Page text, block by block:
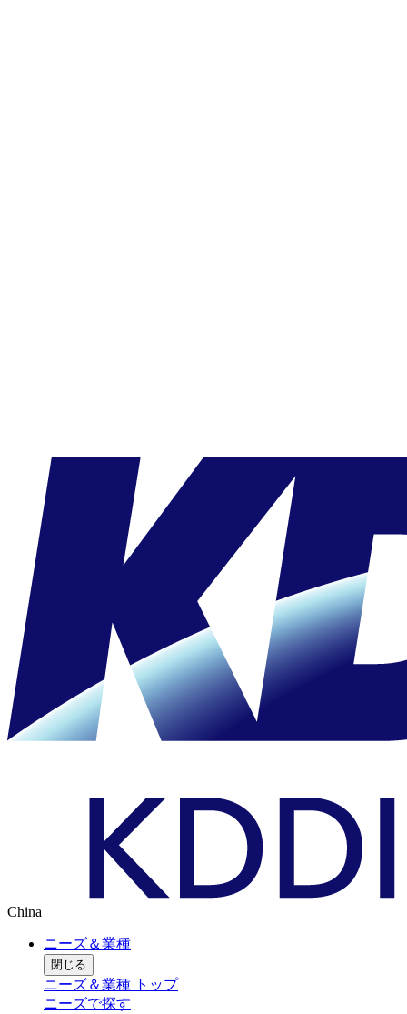
China
ニーズ＆業種
閉じる
ニーズ＆業種 トップ
ニーズで探す